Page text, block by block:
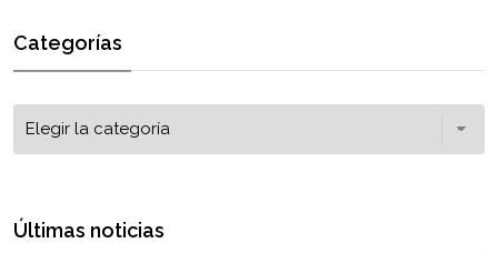
Categorías
Últimas noticias